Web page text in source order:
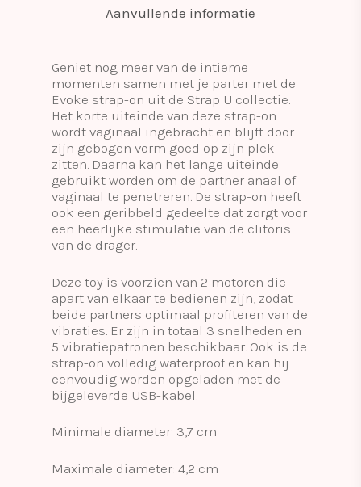
Aanvullende informatie
Geniet nog meer van de intieme
momenten samen met je parter met de
Evoke strap-on uit de Strap U collectie.
Het korte uiteinde van deze strap-on
wordt vaginaal ingebracht en blijft door
zijn gebogen vorm goed op zijn plek
zitten. Daarna kan het lange uiteinde
gebruikt worden om de partner anaal of
vaginaal te penetreren. De strap-on heeft
ook een geribbeld gedeelte dat zorgt voor
een heerlijke stimulatie van de clitoris
van de drager.
Deze toy is voorzien van 2 motoren die
apart van elkaar te bedienen zijn, zodat
beide partners optimaal profiteren van de
vibraties. Er zijn in totaal 3 snelheden en
5 vibratiepatronen beschikbaar. Ook is de
strap-on volledig waterproof en kan hij
eenvoudig worden opgeladen met de
bijgeleverde USB-kabel.
Minimale diameter: 3,7 cm
Maximale diameter: 4,2 cm